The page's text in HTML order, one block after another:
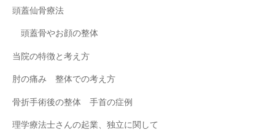
頭蓋仙骨療法
頭蓋骨やお顔の整体
当院の特徴と考え方
肘の痛み 整体での考え方
骨折手術後の整体 手首の症例
理学療法士さんの起業、独立に関して